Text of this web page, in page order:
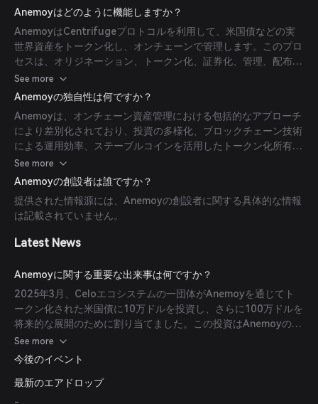
ライアンス、資産管理、そして実世界資産の分散型金融（DeFi）
へのシームレスな統合にわたるエンドツーエンドのサービスを提
供します。
Anemoyはどのように機能しますか？
AnemoyはCentrifugeプロトコルを利用して、米国債などの実
世界資産をトークン化し、オンチェーンで管理します。このプロ
セスは、オリジネーション、トークン化、証券化、管理、配布を
含み、投資家が透明性と効率性を高めた機関向け投資機会に参加
できるようにします。
See more
Anemoyの独自性は何ですか？
Anemoyは、オンチェーン資産管理における包括的なアプローチ
により差別化されており、投資の多様化、ブロックチェーン技術
による運用効率、ステーブルコインを活用したトークン化所有
権、そしてファンド保有資産のリアルタイムでのオンチェーン可
視化を提供します。
See more
Anemoyの創設者は誰ですか？
提供された情報源には、Anemoyの創設者に関する具体的な情報
は記載されていません。
Latest News
Anemoyに関する重要な出来事は何ですか？
2025年3月、Celoエコシステムの一団体がAnemoyを通じてト
ークン化された米国債に10万ドルを投資し、さらに100万ドルを
将来的な展開のために割り当てました。この投資はAnemoyの
Celoネットワークへの拡大を示し、複数のブロックチェーンプ
ラットフォームでの存在感を強化しました。
See more
今後のイベント
最新のエアドロップ